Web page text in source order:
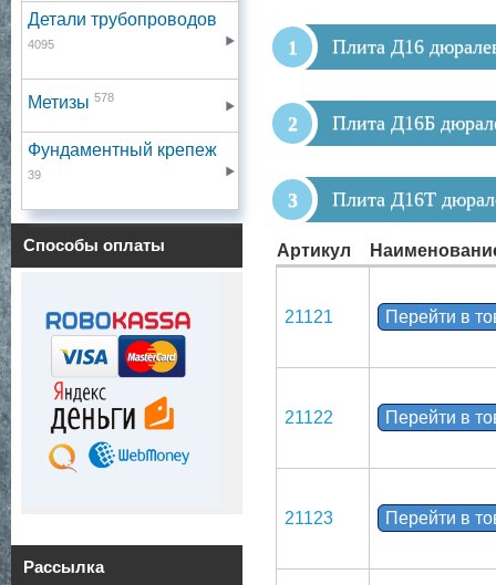
Детали трубопроводов
4095
Метизы 578
Фундаментный крепеж
39
Способы оплаты
Рассылка
Плита Д16
Плита Д16Б
Плита Д16Т
Артикул
21121 Перейти в
21122 Перейти в
21123 Перейти в